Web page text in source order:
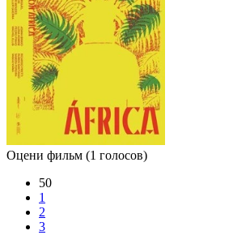
Оцени фильм (1 голосов)
50
1
2
3